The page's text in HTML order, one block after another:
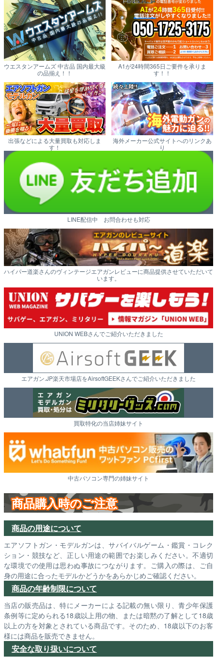
ウエスタンアームズ 中古品 国内最大級
の品揃え！！
A1が24時間365日ご要件を承りま
す！！
出張などによる大量買取も対応しま
す！
海外メーカー公式サイトへのリンクあ
り
LINE配信中 お問合わせも対応
ハイパー道楽さんのヴィンテージエアガンレビューに商品提供させていただいて
います。
UNION WEBさんでご紹介いただきました
エアガン.JP楽天市場店をAirsoftGEEKさんでご紹介いただきました
買取特化の当店姉妹サイト
中古パソコン専門の姉妹サイト
商品購入時のご注意
商品の用途について
エアソフトガン・モデルガンは、サバイバルゲーム・鑑賞・コレク
ション・競技など、正しい用途の範囲でお楽しみください。不適切
な環境での使用は思わぬ事故につながります。ご購入の際は、ご自
身の用途に合ったモデルかどうかをあらかじめご確認ください。
商品の年齢制限について
当店の販売品は、特にメーカーによる記載の無い限り、青少年保護
条例等に定められる18歳以上用の物、または暗黙の了解として18歳
以上の方を対象とされている商品です。そのため、18歳以下のお客
様には商品を販売できません。
安全な取り扱いについて